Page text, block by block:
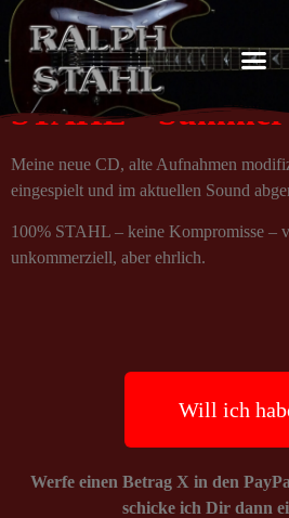
STAHL –
Meine neue CD, alte Aufnahmen
eingespielt und im aktuellen Sound
100% STAHL – keine Kompromisse –
unkommerziell, aber ehrlich.
Will ich
Werfe einen Betrag X in den
schicke ich Dir dann